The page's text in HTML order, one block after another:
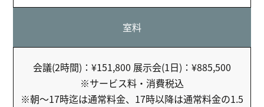
室料
会議(2時間)：¥151,800 展示会(1日)：¥885,500
※サービス料・消費税込
※朝～17時迄は通常料金、17時以降は通常料金の1.5